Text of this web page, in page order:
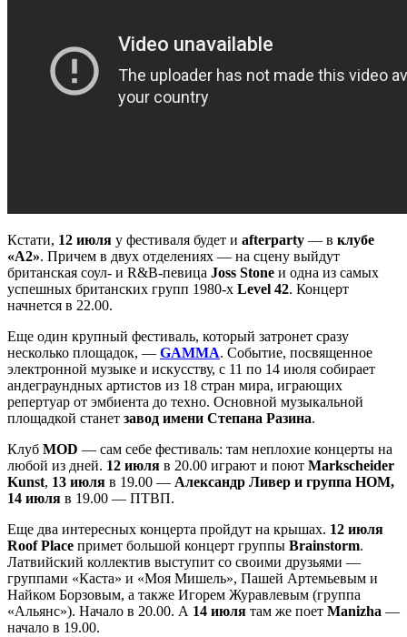
Кстати, 12 июля у фестиваля будет и afterparty — в клубе
«А2». Причем в двух отделениях — на сцену выйдут
британская соул- и R&B-певица Joss Stone и одна из самых
успешных британских групп 1980-х Level 42. Концерт
начнется в 22.00.
Еще один крупный фестиваль, который затронет сразу
несколько площадок, — GAMMA. Событие, посвященное
электронной музыке и искусству, c 11 по 14 июля собирает
андеграундных артистов из 18 стран мира, играющих
репертуар от эмбиента до техно. Основной музыкальной
площадкой станет завод имени Степана Разина.
Клуб MOD — сам себе фестиваль: там неплохие концерты на
любой из дней. 12 июля в 20.00 играют и поют Markscheider
Kunst, 13 июля в 19.00 — Александр Ливер и группа НОМ,
14 июля в 19.00 — ПТВП.
Еще два интересных концерта пройдут на крышах. 12 июля
Roof Place примет большой концерт группы Brainstorm.
Латвийский коллектив выступит со своими друзьями —
группами «Каста» и «Моя Мишель», Пашей Артемьевым и
Найком Борзовым, а также Игорем Журавлевым (группа
«Альянс»). Начало в 20.00. А 14 июля там же поет Manizha —
начало в 19.00.